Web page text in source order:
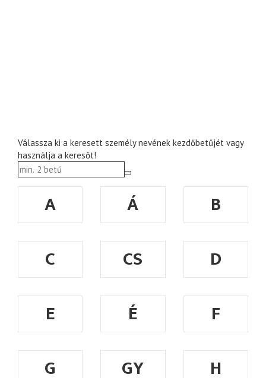
Válassza ki a keresett személy nevének kezdőbetűjét vagy
használja a keresőt!
A Á
B
C
CS
D
E
É
F
G
GY H